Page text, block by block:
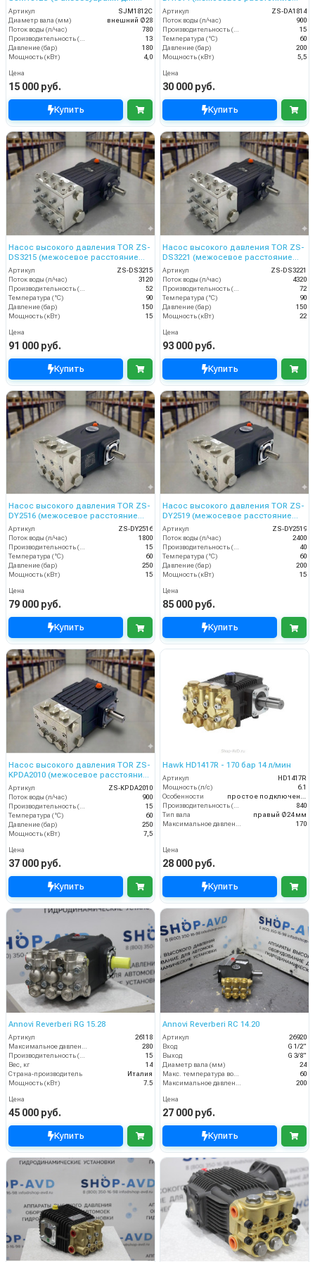
CEM1315-2, CEM1318, CEM1318-2,
межосевое расстояние 130 мм)
Артикул
SJM1812C
Диаметр вала (мм)
внешний Ø28
Поток воды (л/час)
780
13
Давление (бар)
180
Мощность (кВт)
4,0
Цена
15 000 руб.
Купить
87мм)
Артикул
ZS-DA1814
Поток воды (л/час)
900
15
Температура (°C)
60
Давление (бар)
200
Мощность (кВт)
5,5
Цена
30 000 руб.
Купить
Насос высокого давления TOR ZS-
DS3215 (межосевое расстояние
87мм)
Артикул
ZS-DS3215
Поток воды (л/час)
3120
52
Температура (°C)
90
Давление (бар)
150
Мощность (кВт)
15
Цена
91 000 руб.
Купить
Насос высокого давления TOR ZS-
DS3221 (межосевое расстояние
87мм)
Артикул
ZS-DS3221
Поток воды (л/час)
4320
72
Температура (°C)
90
Давление (бар)
150
Мощность (кВт)
22
Цена
93 000 руб.
Купить
Насос высокого давления TOR ZS-
DY2516 (межосевое расстояние
87мм)
Артикул
ZS-DY2516
Поток воды (л/час)
1800
Производительность (л/мин)
15
Температура (°C)
60
Давление (бар)
250
Мощность (кВт)
15
Цена
79 000 руб.
Купить
Насос высокого давления TOR ZS-
DY2519 (межосевое расстояние
87мм)
Артикул
ZS-DY2519
Поток воды (л/час)
2400
Производительность (л/мин)
40
Температура (°C)
60
Давление (бар)
200
Мощность (кВт)
15
Цена
85 000 руб.
Купить
Насос высокого давления TOR ZS-
KPDA2010 (межосевое расстояние
87мм)
Артикул
ZS-KPDA2010
Поток воды (л/час)
900
15
Температура (°C)
60
Давление (бар)
250
Мощность (кВт)
7,5
Цена
37 000 руб.
Купить
Hawk HD1417R - 170 бар 14 л/мин
Артикул
HD1417R
Мощность (л/с)
6.1
Особенности
840
Тип вала
правый Ø24 мм
170
Цена
28 000 руб.
Купить
Annovi Reverberi RG 15.28
Артикул
26118
280
15
Вес, кг
14
Страна-производитель
Италия
Мощность (кВт)
7.5
Цена
45 000 руб.
Купить
Annovi Reverberi RС 14.20
Артикул
26920
Вход
G 1/2"
Выход
G 3/8"
Диаметр вала (мм)
24
60
200
Цена
27 000 руб.
Купить